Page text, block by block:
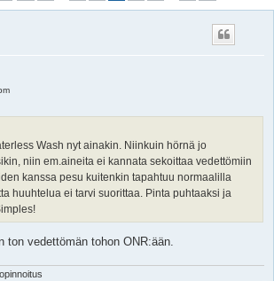
Wash nyt ainakin. Niinkuin hörnä jo
niin em.aineita ei kannata sekoittaa vedettömiin
kanssa pesu kuitenkin tapahtuu normaalilla
huuhtelua ei tarvi suorittaa. Pinta puhtaaksi ja
ton vedettömän tohon ONR:ään.